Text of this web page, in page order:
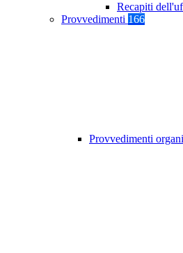
Recapiti
Provvedimenti 166
Provvedimenti